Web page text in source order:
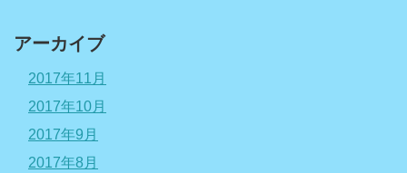
アーカイブ
2017年11月
2017年10月
2017年9月
2017年8月